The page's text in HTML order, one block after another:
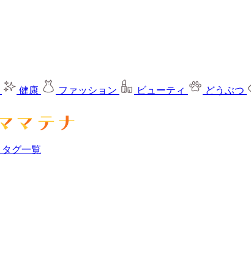
健康 ファッション ビューティ どうぶつ
タグ一覧